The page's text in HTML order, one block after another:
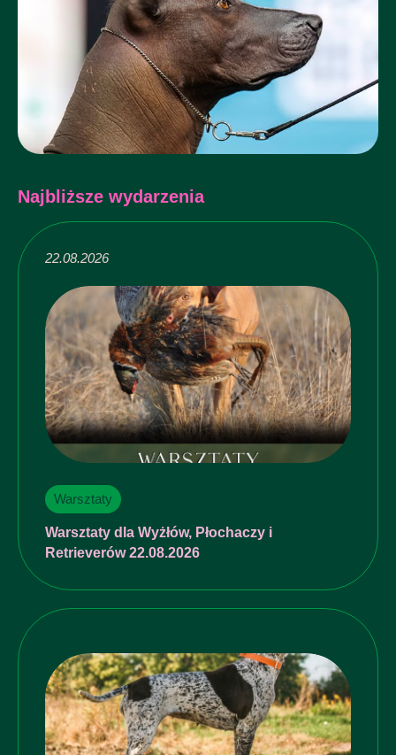
Najbliższe wydarzenia
22.08.2026
Warsztaty
Warsztaty dla Wyżłów, Płochaczy i
Retrieverów 22.08.2026